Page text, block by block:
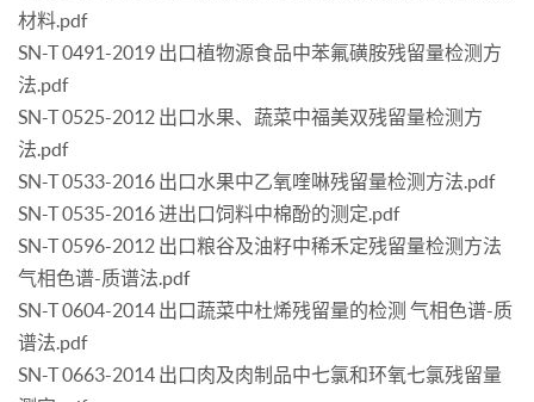
材料.pdf
SN-T 0491-2019 出口植物源食品中苯氟磺胺残留量检测方
法.pdf
SN-T 0525-2012 出口水果、蔬菜中福美双残留量检测方
法.pdf
SN-T 0533-2016 出口水果中乙氧喹啉残留量检测方法.pdf
SN-T 0535-2016 进出口饲料中棉酚的测定.pdf
SN-T 0596-2012 出口粮谷及油籽中稀禾定残留量检测方法
气相色谱-质谱法.pdf
SN-T 0604-2014 出口蔬菜中杜烯残留量的检测 气相色谱-质
谱法.pdf
SN-T 0663-2014 出口肉及肉制品中七氯和环氧七氯残留量